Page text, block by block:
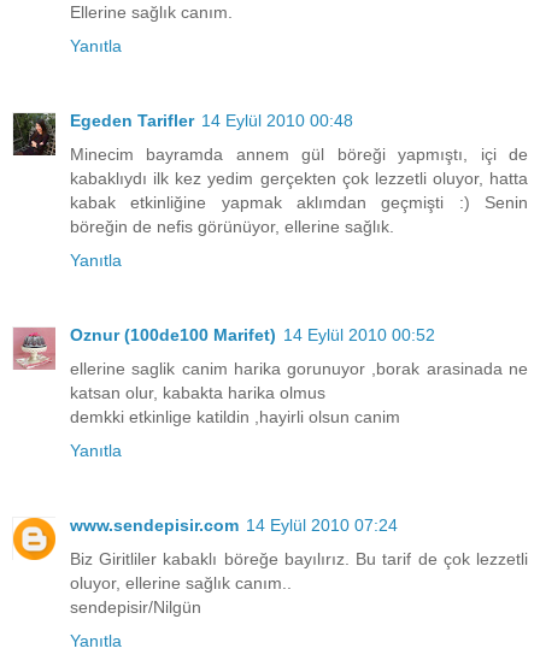
Ellerine sağlık canım.
Yanıtla
Egeden Tarifler 14 Eylül 2010 00:48
Minecim bayramda annem gül böreği yapmıştı, içi de
kabaklıydı ilk kez yedim gerçekten çok lezzetli oluyor, hatta
kabak etkinliğine yapmak aklımdan geçmişti :) Senin
böreğin de nefis görünüyor, ellerine sağlık.
Yanıtla
Oznur (100de100 Marifet) 14 Eylül 2010 00:52
ellerine saglik canim harika gorunuyor ,borak arasinada ne
katsan olur, kabakta harika olmus
demkki etkinlige katildin ,hayirli olsun canim
Yanıtla
www.sendepisir.com 14 Eylül 2010 07:24
Biz Giritliler kabaklı böreğe bayılırız. Bu tarif de çok lezzetli
oluyor, ellerine sağlık canım..
sendepisir/Nilgün
Yanıtla